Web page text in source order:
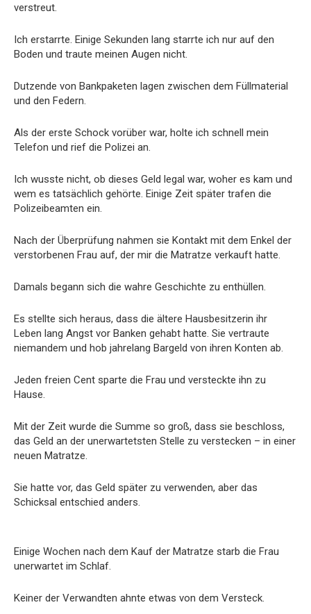
verstreut.
Ich erstarrte. Einige Sekunden lang starrte ich nur auf den
Boden und traute meinen Augen nicht.
Dutzende von Bankpaketen lagen zwischen dem Füllmaterial
und den Federn.
Als der erste Schock vorüber war, holte ich schnell mein
Telefon und rief die Polizei an.
Ich wusste nicht, ob dieses Geld legal war, woher es kam und
wem es tatsächlich gehörte. Einige Zeit später trafen die
Polizeibeamten ein.
Nach der Überprüfung nahmen sie Kontakt mit dem Enkel der
verstorbenen Frau auf, der mir die Matratze verkauft hatte.
Damals begann sich die wahre Geschichte zu enthüllen.
Es stellte sich heraus, dass die ältere Hausbesitzerin ihr
Leben lang Angst vor Banken gehabt hatte. Sie vertraute
niemandem und hob jahrelang Bargeld von ihren Konten ab.
Jeden freien Cent sparte die Frau und versteckte ihn zu
Hause.
Mit der Zeit wurde die Summe so groß, dass sie beschloss,
das Geld an der unerwartetsten Stelle zu verstecken – in einer
neuen Matratze.
Sie hatte vor, das Geld später zu verwenden, aber das
Schicksal entschied anders.
Einige Wochen nach dem Kauf der Matratze starb die Frau
unerwartet im Schlaf.
Keiner der Verwandten ahnte etwas von dem Versteck.